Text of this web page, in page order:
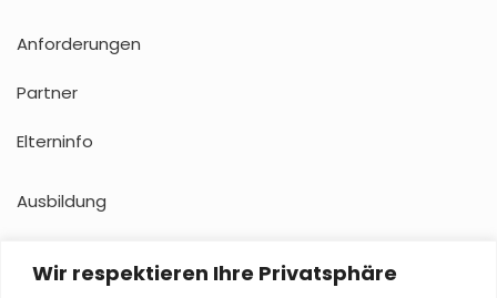
Wir respektieren Ihre Privatsphäre
Anforderungen
Partner
Elterninfo
Ausbildung